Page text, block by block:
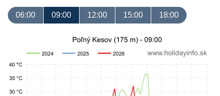
06:00 09:00 12:00 15:00 18:00